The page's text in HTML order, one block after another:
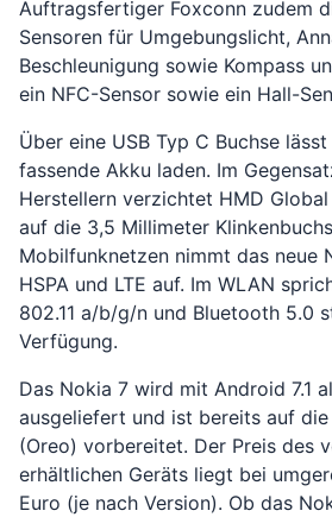
Auftragsfertiger Foxconn zudem
Sensoren für Umgebungslicht,
Beschleunigung sowie Kompass
ein NFC-Sensor sowie ein Hall-
Über eine USB Typ C Buchse
fassende Akku laden. Im
Herstellern verzichtet HMD
auf die 3,5 Millimeter
Mobilfunknetzen nimmt das neue
HSPA und LTE auf. Im WLAN
802.11 a/b/g/n und Bluetooth 5.0
Verfügung.
Das Nokia 7 wird mit Android 7.1
ausgeliefert und ist bereits auf die
(Oreo) vorbereitet. Der Preis des
erhältlichen Geräts liegt bei
Euro (je nach Version). Ob das